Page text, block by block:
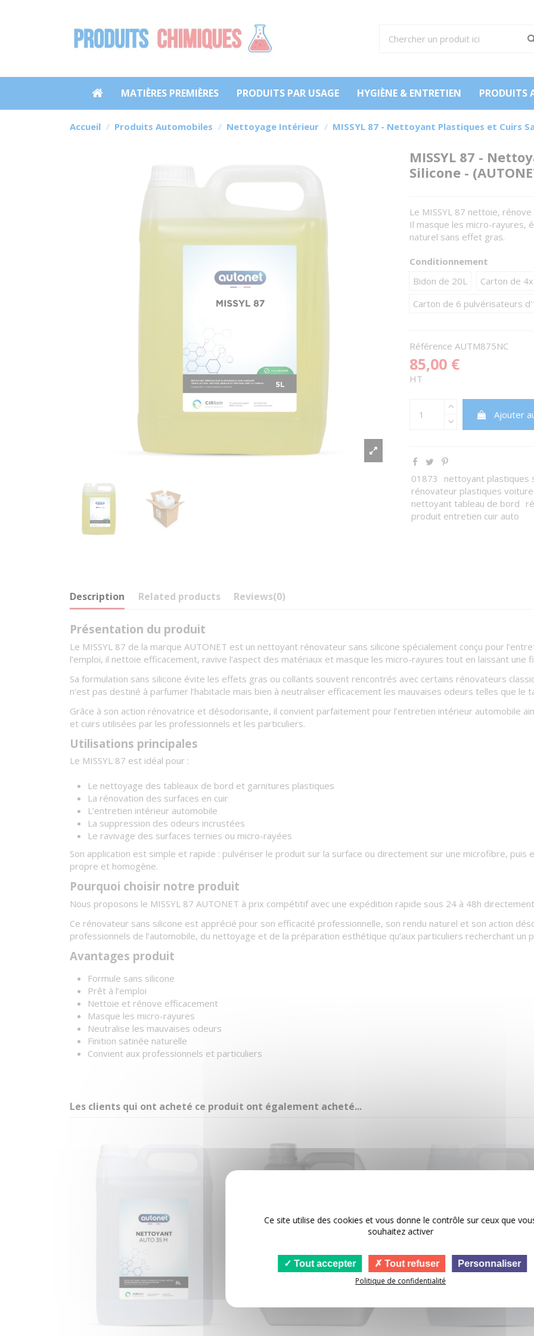
MATIÈRES PREMIÈRES PRODUITS PAR USAGE HYGIÈNE & ENTRETIEN PRODUITS
Accueil Produits Automobiles Nettoyage Intérieur MISSYL 87 - Nettoyant Plastiques et Cuirs
MISSYL 87 -
Silicone -
Le MISSYL 87 nettoie,
Il masque les micro-rayures,
naturel sans effet gras.
Conditionnement
Bidon de 20L
Carton de
Carton de 6 pulvérisateurs
Référence AUTM875NC
85,00 €
HT
Ajouter
01873
nettoyant plastiques
rénovateur plastiques voiture
nettoyant tableau de bord
produit entretien cuir auto
Description Related products Reviews(0)
Présentation du produit
Le MISSYL 87 de la marque AUTONET est un nettoyant rénovateur sans silicone spécialement conçu pour
l’emploi, il nettoie efficacement, ravive l’aspect des matériaux et masque les micro-rayures tout en laissant une
Sa formulation sans silicone évite les effets gras ou collants souvent rencontrés avec certains rénovateurs
n’est pas destiné à parfumer l’habitacle mais bien à neutraliser efficacement les mauvaises odeurs telles que
Grâce à son action rénovatrice et désodorisante, il convient parfaitement pour l’entretien intérieur automobile
et cuirs utilisées par les professionnels et les particuliers.
Utilisations principales
Le MISSYL 87 est idéal pour :
Le nettoyage des tableaux de bord et garnitures plastiques
La rénovation des surfaces en cuir
L’entretien intérieur automobile
La suppression des odeurs incrustées
Le ravivage des surfaces ternies ou micro-rayées
Son application est simple et rapide : pulvériser le produit sur la surface ou directement sur une microfibre,
propre et homogène.
Pourquoi choisir notre produit
Nous proposons le MISSYL 87 AUTONET à prix compétitif avec une expédition rapide sous 24 à 48h
Ce rénovateur sans silicone est apprécié pour son efficacité professionnelle, son rendu naturel et son action
professionnels de l’automobile, du nettoyage et de la préparation esthétique qu’aux particuliers recherchant un
Avantages produit
Formule sans silicone
Prêt à l’emploi
Nettoie et rénove efficacement
Masque les micro-rayures
Neutralise les mauvaises odeurs
Finition satinée naturelle
Convient aux professionnels et particuliers
Les clients qui ont acheté ce produit ont également acheté...
Ce site utilise des cookies et vous donne le contrôle sur ceux que
souhaitez activer
Tout accepter Tout refuser
Personnaliser
Politique de confidentialité